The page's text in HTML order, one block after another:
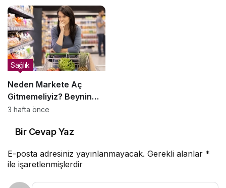
Neden Markete Aç
Gitmemeliyiz? Beynin
Satın Alma Psikolojisi
Sağlık
3 hafta önce
Bir Cevap Yaz
E-posta adresiniz yayınlanmayacak. Gerekli alanlar *
ile işaretlenmişlerdir